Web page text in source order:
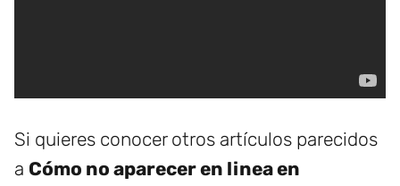
Si quieres conocer otros artículos parecidos
a Cómo no aparecer en linea en